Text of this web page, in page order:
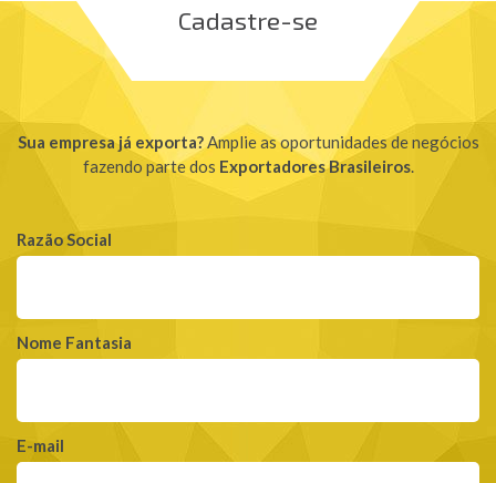
Cadastre-se
Sua empresa já exporta?Amplie as oportunidades de negócios
fazendo parte dos Exportadores Brasileiros.
Razão Social
Nome Fantasia
E-mail